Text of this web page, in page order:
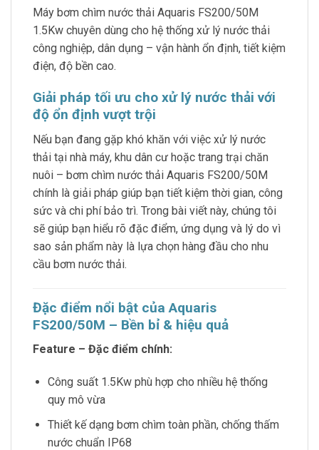
Máy bơm chìm nước thải Aquaris FS200/50M
1.5Kw chuyên dùng cho hệ thống xử lý nước thải
công nghiệp, dân dụng – vận hành ổn định, tiết kiệm
điện, độ bền cao.
Giải pháp tối ưu cho xử lý nước thải với
độ ổn định vượt trội
Nếu bạn đang gặp khó khăn với việc xử lý nước
thải tại nhà máy, khu dân cư hoặc trang trại chăn
nuôi – bơm chìm nước thải Aquaris FS200/50M
chính là giải pháp giúp bạn tiết kiệm thời gian, công
sức và chi phí bảo trì. Trong bài viết này, chúng tôi
sẽ giúp bạn hiểu rõ đặc điểm, ứng dụng và lý do vì
sao sản phẩm này là lựa chọn hàng đầu cho nhu
cầu bơm nước thải.
Đặc điểm nổi bật của Aquaris
FS200/50M – Bền bỉ & hiệu quả
Feature – Đặc điểm chính:
Công suất 1.5Kw phù hợp cho nhiều hệ thống
quy mô vừa
Thiết kế dạng bơm chìm toàn phần, chống thấm
nước chuẩn IP68